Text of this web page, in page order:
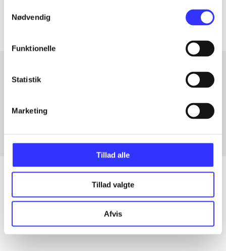
Nødvendig
Funktionelle
Statistik
Marketing
Tillad alle
Tillad valgte
Afvis
Fra
Artikler
Alle registrerede artikler fordelt på udgivelser